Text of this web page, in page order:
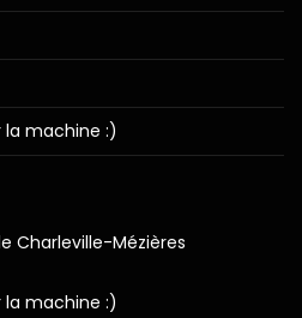
la machine :)
Charleville-Mézières
la machine :)